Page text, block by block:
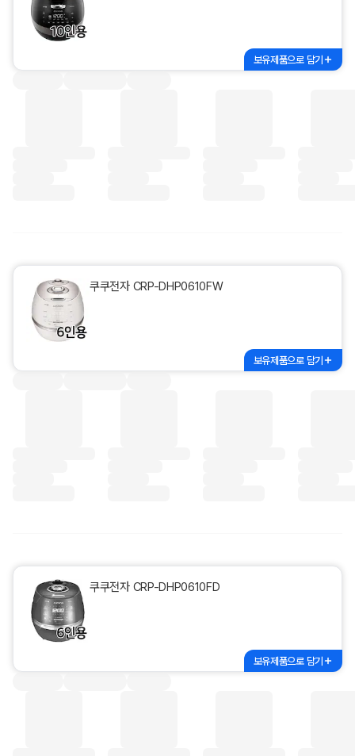
보유제품으로 담기
쿠쿠전자 CRP-DHP0610FW
보유제품으로 담기
쿠쿠전자 CRP-DHP0610FD
보유제품으로 담기